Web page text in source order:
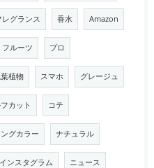
レグランス 香水 Amazon
フルーツ プロ
植物 スマホ グレージュ
カット コテ
グカラー ナチュラル
インスタグラム ニュース